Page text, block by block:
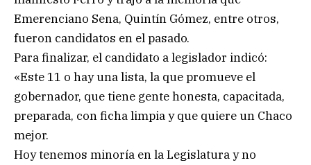
Emerenciano Sena, Quintín Gómez, entre otros,
fueron candidatos en el pasado.
Para finalizar, el candidato a legislador indicó:
«Este 11 o hay una lista, la que promueve el
gobernador, que tiene gente honesta, capacitada,
preparada, con ficha limpia y que quiere un Chaco
mejor.
Hoy tenemos minoría en la Legislatura y no